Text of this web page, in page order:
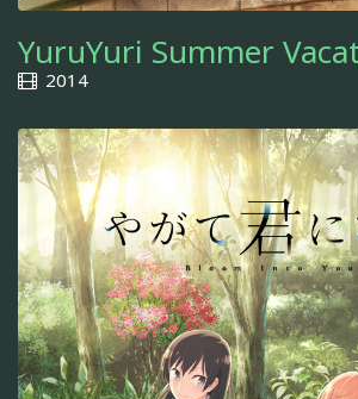
YuruYuri Summer
2014